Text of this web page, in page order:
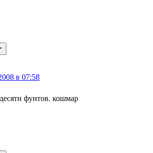
в 07:58
фунтов. кошмар